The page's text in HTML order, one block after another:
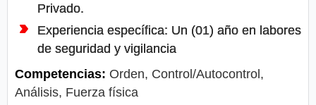
Privado.
Experiencia específica: Un (01) año en labores
de seguridad y vigilancia
Competencias: Orden, Control/Autocontrol,
Análisis, Fuerza física